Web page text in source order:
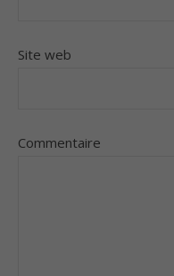
Site web
Commentaire